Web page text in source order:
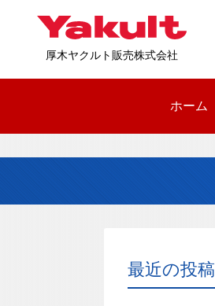
厚木ヤクルト販売株式会社
ホーム
最近の投稿